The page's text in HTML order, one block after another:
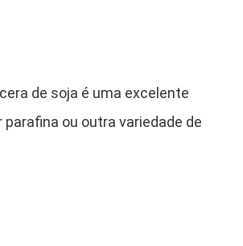
de soja é uma excelente
ou outra variedade de